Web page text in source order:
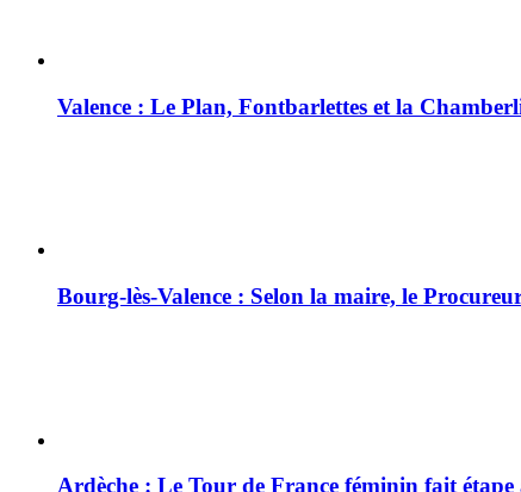
Valence : Le Plan, Fontbarlettes et la
Bourg-lès-Valence : Selon la maire, le
Ardèche : Le Tour de France féminin fait